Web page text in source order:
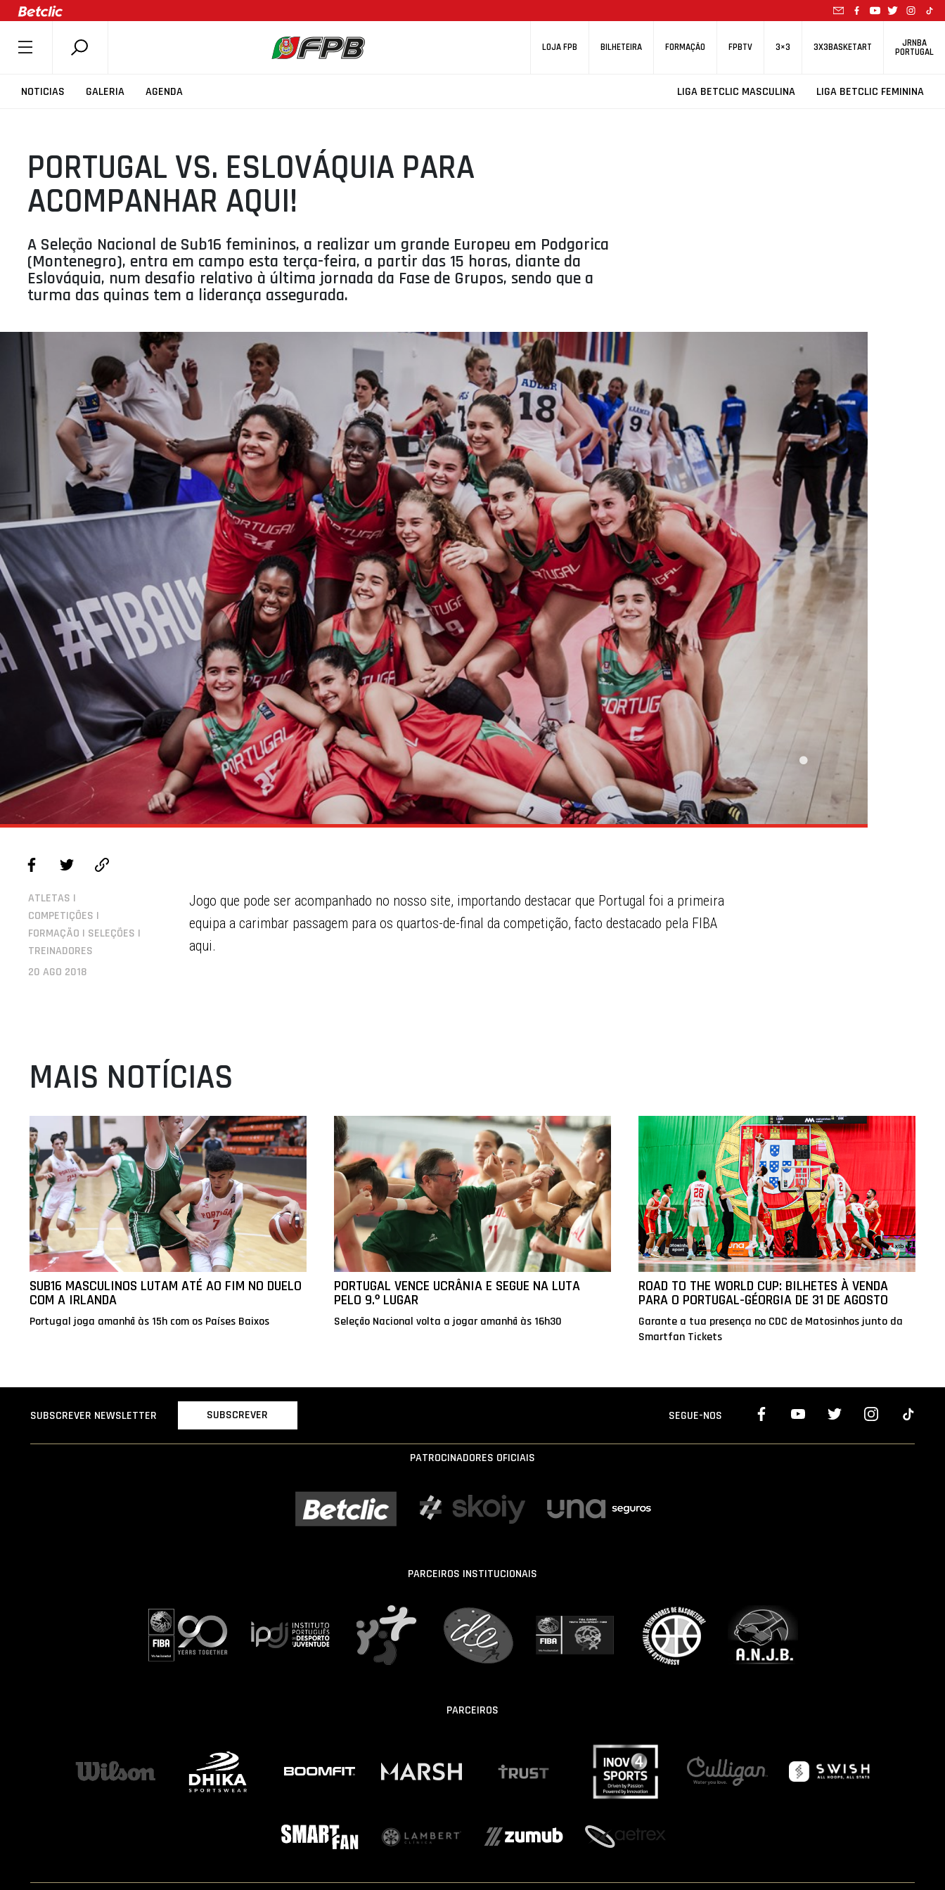
LOJA FPB BILHETEIRA FORMAÇÃO FPBTV 3×3 3X3BASKETART JRNBA
PORTUGAL
NOTICIAS GALERIA AGENDA LIGA BETCLIC MASCULINA LIGA BETCLIC FEMININA
SOBRE A FPB
COMPETIÇÕES
ASSOCIAÇÕES
CLUBES
AGENTES
AGENDA
SELEÇÕES
MINIBASQUETE
ÁREA TÉCNICA
PROJETOS
PORTUGAL VS. ESLOVÁQUIA PARA
ACOMPANHAR AQUI!
A Seleção Nacional de Sub16 femininos, a realizar um grande Europeu em Podgorica
(Montenegro), entra em campo esta terça-feira, a partir das 15 horas, diante da
Eslováquia, num desafio relativo à última jornada da Fase de Grupos, sendo que a
turma das quinas tem a liderança assegurada.
ATLETAS |
COMPETIÇÕES |
FORMAÇÃO | SELEÇÕES |
TREINADORES
20 AGO 2018
Jogo que pode ser acompanhado no nosso site, importando destacar que Portugal foi a primeira
equipa a carimbar passagem para os quartos-de-final da competição, facto destacado pela FIBA
aqui.
MAIS NOTÍCIAS
SUB16 MASCULINOS LUTAM ATÉ AO FIM NO DUELO
COM A IRLANDA
Portugal joga amanhã às 15h com os Países Baixos
PORTUGAL VENCE UCRÂNIA E SEGUE NA LUTA
PELO 9.º LUGAR
Seleção Nacional volta a jogar amanhã às 16h30
ROAD TO THE WORLD CUP: BILHETES À VENDA
PARA O PORTUGAL-GÉORGIA DE 31 DE AGOSTO
Garante a tua presença no CDC de Matosinhos junto da
Smartfan Tickets
SUBSCREVER NEWSLETTER SUBSCREVER SEGUE-NOS
PATROCINADORES OFICIAIS
PARCEIROS INSTITUCIONAIS
PARCEIROS